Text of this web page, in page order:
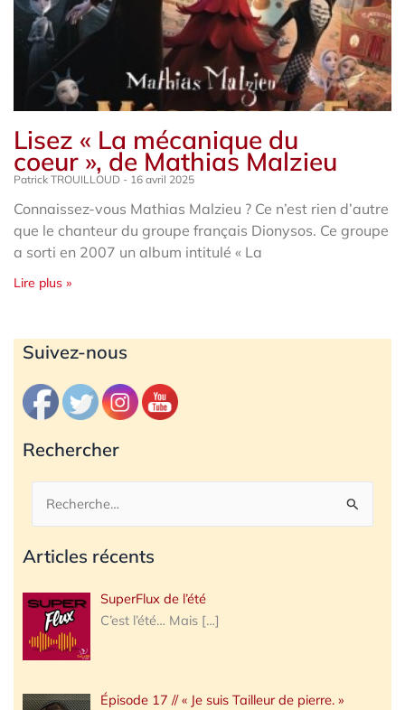
Lisez « La mécanique du
coeur », de Mathias Malzieu
Patrick TROUILLOUD 16 avril 2025
Connaissez-vous Mathias Malzieu ? Ce n’est rien d’autre
que le chanteur du groupe français Dionysos. Ce groupe
a sorti en 2007 un album intitulé « La
Lire plus »
Suivez-nous
Rechercher
Rechercher :
Articles récents
SuperFlux de l’été
C’est l’été… Mais […]
Épisode 17 // « Je suis Tailleur de pierre. »
Archives